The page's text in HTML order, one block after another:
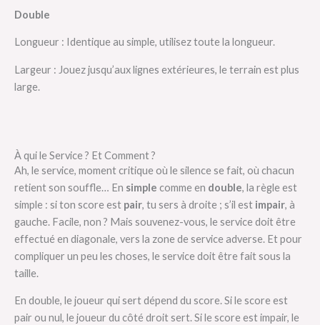
Double
Longueur : Identique au simple, utilisez toute la longueur.
Largeur : Jouez jusqu’aux lignes extérieures, le terrain est plus
large.
À qui le Service ? Et Comment ?
Ah, le service, moment critique où le silence se fait, où chacun
retient son souffle… En simple comme en double, la règle est
simple : si ton score est pair, tu sers à droite ; s’il est impair, à
gauche. Facile, non ? Mais souvenez-vous, le service doit être
effectué en diagonale, vers la zone de service adverse. Et pour
compliquer un peu les choses, le service doit être fait sous la
taille.
En double, le joueur qui sert dépend du score. Si le score est
pair ou nul, le joueur du côté droit sert. Si le score est impair, le